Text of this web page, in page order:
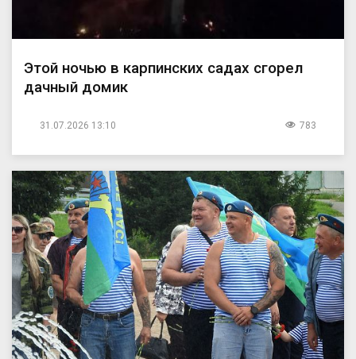
Этой ночью в карпинских садах сгорел
дачный домик
31.07.2026 13:10 783